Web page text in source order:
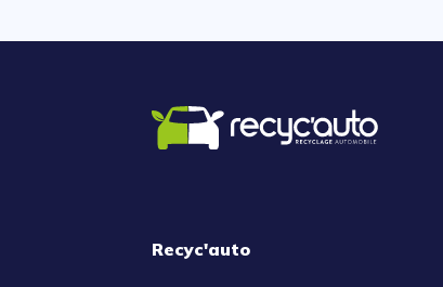
Recyc'auto